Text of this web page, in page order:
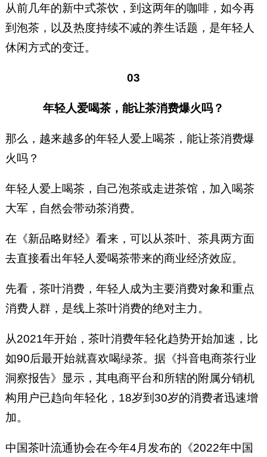
从前几年的新中式茶饮，到这两年的咖啡，如今再
到泡茶，以及热度持续不减的养生话题，是年轻人
休闲方式的变迁。
03
年轻人爱喝茶，能让茶消费爆火吗？
那么，越来越多的年轻人爱上喝茶，能让茶消费爆
火吗？
年轻人爱上喝茶，自己泡茶或走进茶馆，加入喝茶
大军，自然会带动茶消费。
在《新品略财经》看来，可以从茶叶、茶具两方面
去直接看出年轻人爱喝茶带来的商业经济效应。
先看，茶叶消费，年轻人成为主要消费对象和重点
消费人群，是线上茶叶消费的绝对主力。
从2021年开始，茶叶消费年轻化趋势开始加速，比
如90后最开始就喜欢喝绿茶。据《抖音电商茶行业
洞察报告》显示，其电商平台和所辖的附属分销机
构用户已趋向年轻化，18岁到30岁的消费者迅速增
加。
中国茶叶流通协会在今年4月发布的《2022年中国